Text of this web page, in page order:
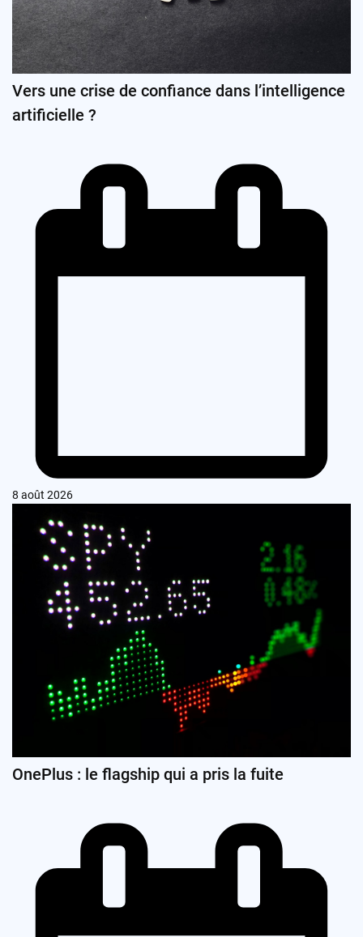
Vers une crise de confiance dans l’intelligence
artificielle ?
8 août 2026
OnePlus : le flagship qui a pris la fuite